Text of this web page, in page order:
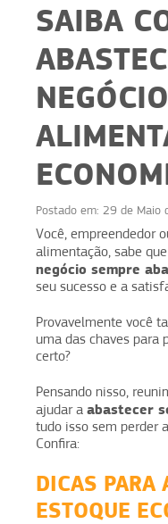
SAIBA
Postado em: 29 de Maio
Você, empreendedor
alimentação, sabe
negócio sempre
seu sucesso e a
Provavelmente você
uma das chaves para
certo?
Pensando nisso,
ajudar a abastecer
tudo isso sem perder
Confira:
DICAS PARA
ESTOQUE